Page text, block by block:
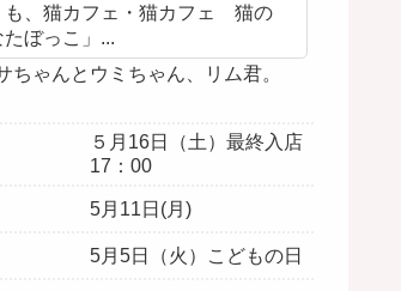
も、猫カフェ・猫カフェ 猫の
たぼっこ」...
ちゃんとウミちゃん、リム君。
５月16日（土）最終入店
17：00
5月11日(月)
5月5日（火）こどもの日